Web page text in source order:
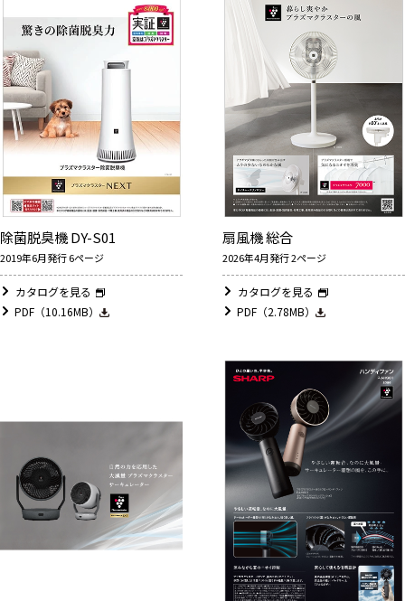
除菌脱臭機 DY-S01
2019年6月発行 6ページ
カタログを見る
PDF（10.16MB）
扇風機 総合
2026年4月発行 2ページ
カタログを見る
PDF（2.78MB）